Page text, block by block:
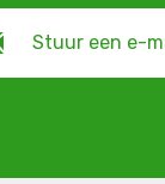
Stuur een e-